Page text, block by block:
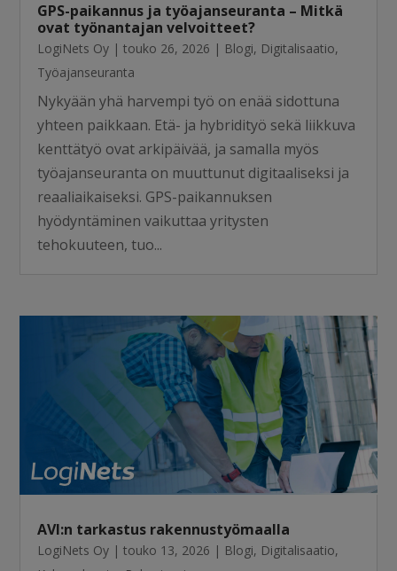
GPS-paikannus ja työajanseuranta – Mitkä
ovat työnantajan velvoitteet?
LogiNets Oy |touko 26, 2026 | Blogi, Digitalisaatio,
Työajanseuranta
Nykyään yhä harvempi työ on enää sidottuna
yhteen paikkaan. Etä- ja hybridityö sekä liikkuva
kenttätyö ovat arkipäivää, ja samalla myös
työajanseuranta on muuttunut digitaaliseksi ja
reaaliaikaiseksi. GPS-paikannuksen
hyödyntäminen vaikuttaa yritysten
tehokuuteen, tuo...
AVI:n tarkastus rakennustyömaalla
LogiNets Oy |touko 13, 2026 | Blogi, Digitalisaatio,